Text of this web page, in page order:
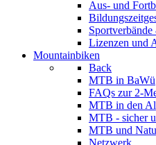
Aus- und
Lizenzen und
Mountainbiken
Back
MTB in BaWü
FAQs zur 2-
MTB in den
MTB - sicher
MTB und